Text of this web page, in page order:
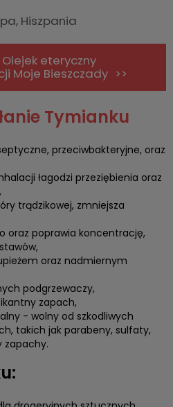
Hiszpania
eteryczny
Moje Bieszczady
Tymianku
przeciwbakteryjne, oraz
łagodzi przeziębienia oraz
trądzikowej, zmniejsza
oraz poprawia koncentrację,
oraz nadmiernym
podgrzewaczy,
zapach,
- wolny od szkodliwych
takich jak parabeny, sulfaty,
zapachy.